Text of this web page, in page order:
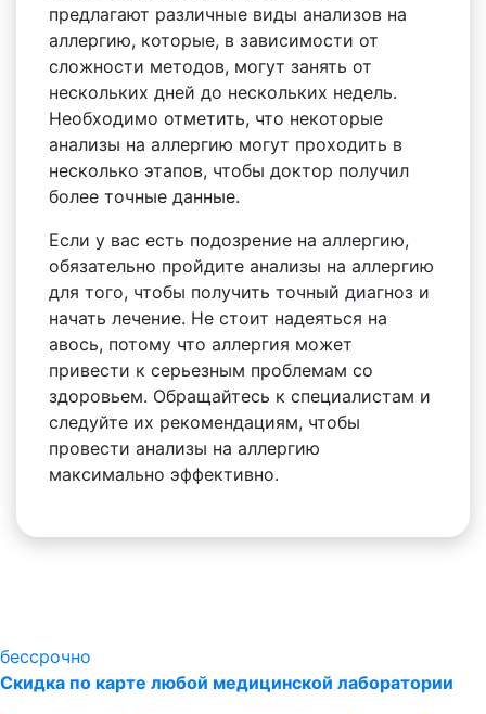
предлагают различные виды анализов на
аллергию, которые, в зависимости от
сложности методов, могут занять от
нескольких дней до нескольких недель.
Необходимо отметить, что некоторые
анализы на аллергию могут проходить в
несколько этапов, чтобы доктор получил
более точные данные.
Если у вас есть подозрение на аллергию,
обязательно пройдите анализы на аллергию
для того, чтобы получить точный диагноз и
начать лечение. Не стоит надеяться на
авось, потому что аллергия может
привести к серьезным проблемам со
здоровьем. Обращайтесь к специалистам и
следуйте их рекомендациям, чтобы
провести анализы на аллергию
максимально эффективно.
бессрочно
Скидка по карте любой медицинской лаборатории